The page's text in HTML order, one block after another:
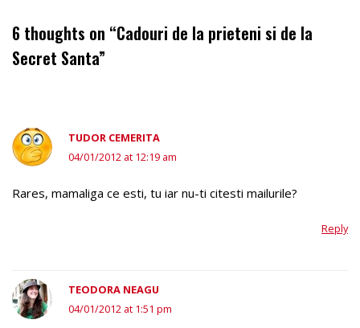
6 thoughts on “Cadouri de la prieteni si de la
Secret Santa”
TUDOR CEMERITA
04/01/2012 at 12:19 am
Rares, mamaliga ce esti, tu iar nu-ti citesti mailurile?
Reply
TEODORA NEAGU
04/01/2012 at 1:51 pm